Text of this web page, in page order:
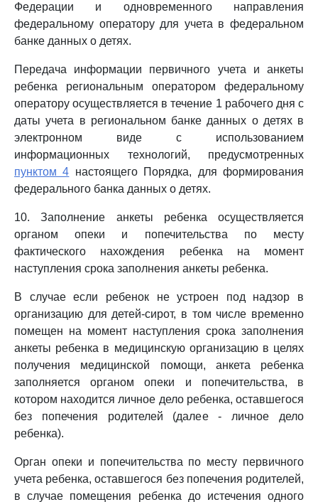
Федерации и одновременного направления
федеральному оператору для учета в федеральном
банке данных о детях.
Передача информации первичного учета и анкеты
ребенка региональным оператором федеральному
оператору осуществляется в течение 1 рабочего дня с
даты учета в региональном банке данных о детях в
электронном виде с использованием
информационных технологий, предусмотренных
пунктом 4 настоящего Порядка, для формирования
федерального банка данных о детях.
10. Заполнение анкеты ребенка осуществляется
органом опеки и попечительства по месту
фактического нахождения ребенка на момент
наступления срока заполнения анкеты ребенка.
В случае если ребенок не устроен под надзор в
организацию для детей-сирот, в том числе временно
помещен на момент наступления срока заполнения
анкеты ребенка в медицинскую организацию в целях
получения медицинской помощи, анкета ребенка
заполняется органом опеки и попечительства, в
котором находится личное дело ребенка, оставшегося
без попечения родителей (далее - личное дело
ребенка).
Орган опеки и попечительства по месту первичного
учета ребенка, оставшегося без попечения родителей,
в случае помещения ребенка до истечения одного